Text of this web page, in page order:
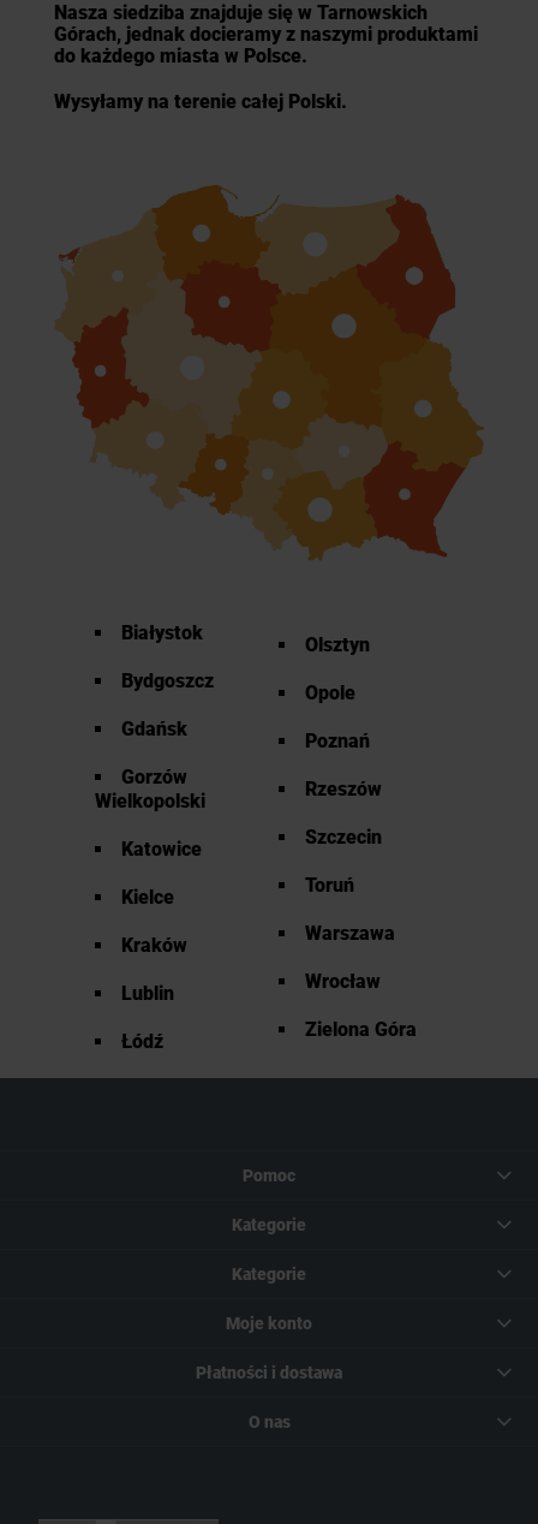
Nasza siedziba znajduje się w Tarnowskich
Górach, jednak docieramy z naszymi produktami
do każdego miasta w Polsce.
Wysyłamy na terenie całej Polski.
Białystok
Bydgoszcz
Gdańsk
Gorzów
Wielkopolski
Katowice
Kielce
Kraków
Lublin
Łódź
Olsztyn
Opole
Poznań
Rzeszów
Szczecin
Toruń
Warszawa
Wrocław
Zielona Góra
Pomoc
Kategorie
Kategorie
Moje konto
Płatności i dostawa
O nas